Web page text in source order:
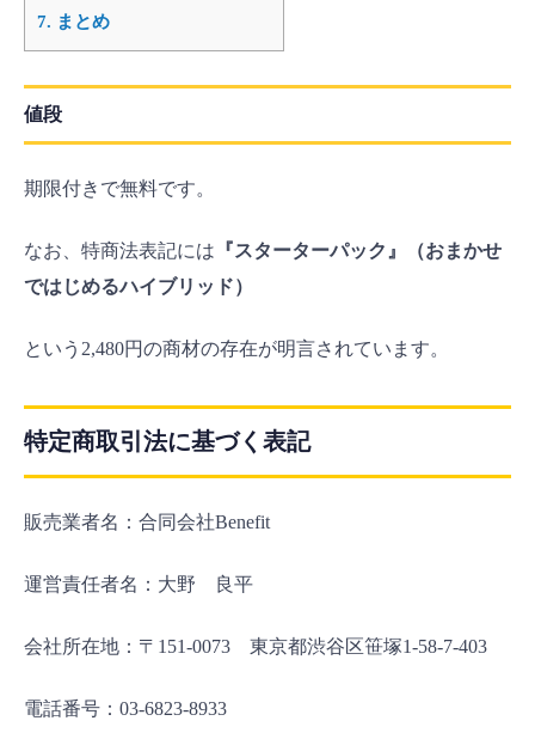
7. まとめ
値段
期限付きで無料です。
なお、特商法表記には 『スターターパック』（おまかせ
ではじめるハイブリッド）
という2,480円の商材の存在が明言されています。
特定商取引法に基づく表記
販売業者名：合同会社Benefit
運営責任者名：大野 良平
会社所在地：〒151-0073 東京都渋谷区笹塚1-58-7-403
電話番号：03-6823-8933